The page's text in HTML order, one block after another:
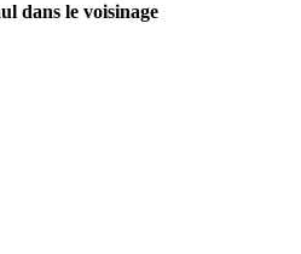
dans le voisinage